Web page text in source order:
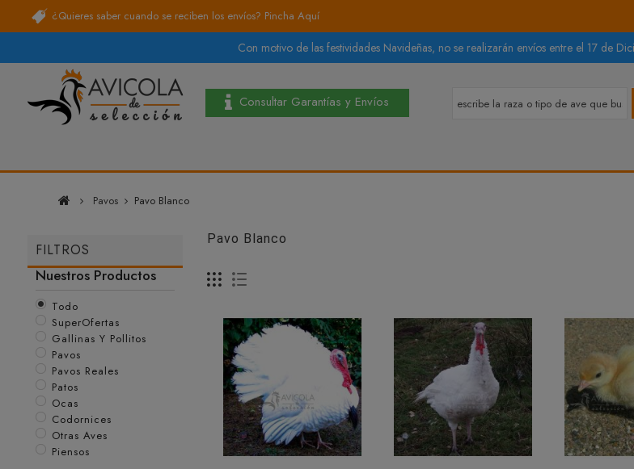
¿Quieres saber cuando se reciben los envíos? Pincha Aquí
Con motivo de las festividades Navideñas, no se realizarán envíos entre el 17 de
Consultar Garantías y Envíos
Pavos Pavo Blanco
FILTROS
Nuestros Productos
Todo
SuperOfertas
Gallinas Y Pollitos
Pavos
Pavos Reales
Patos
Ocas
Codornices
Otras Aves
Piensos
Pavo Blanco